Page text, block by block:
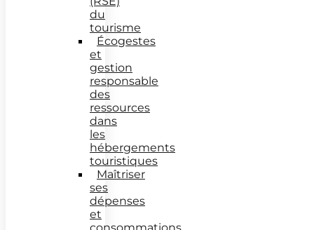
du
tourisme
Écogestes
et
gestion
responsable
des
ressources
dans
les
hébergements
touristiques
Maîtriser
ses
dépenses
et